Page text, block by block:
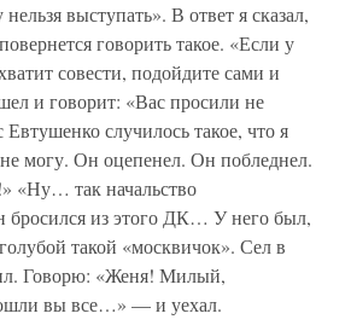
выступать». В ответ я сказал,
говорить такое. «Если у
совести, подойдите сами и
и говорит: «Вас просили не
случилось такое, что я
могу. Он оцепенел. Он побледнел.
«Ну… так начальство
бросился из этого ДК… У него был,
такой «москвичок». Сел в
Говорю: «Женя! Милый,
вы все…» — и уехал.